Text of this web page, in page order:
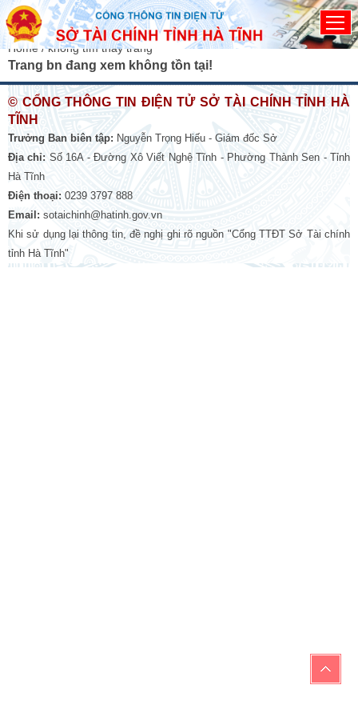
Home/ không tìm thấy trang
Trang bn đang xem không tồn tại!
© CỔNG THÔNG TIN ĐIỆN TỬ SỞ TÀI CHÍNH TỈNH HÀ
TĨNH
Trưởng Ban biên tập: Nguyễn Trọng Hiếu - Giám đốc Sở
Địa chỉ: Số 16A - Đường Xô Viết Nghệ Tĩnh - Phường Thành Sen - Tỉnh
Hà Tĩnh
Điện thoại: 0239 3797 888
Email: sotaichinh@hatinh.gov.vn
Khi sử dụng lại thông tin, đề nghị ghi rõ nguồn "Cổng TTĐT Sở Tài chính
tỉnh Hà Tĩnh"
Đã kết nối EMC